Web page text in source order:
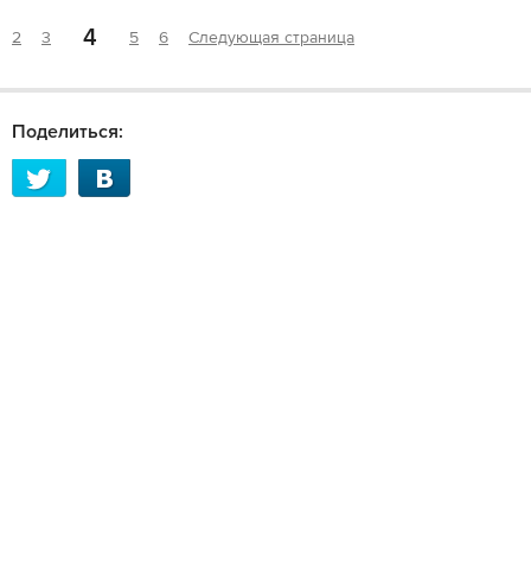
2 3 4 5 6 Следующая страница
Поделиться: